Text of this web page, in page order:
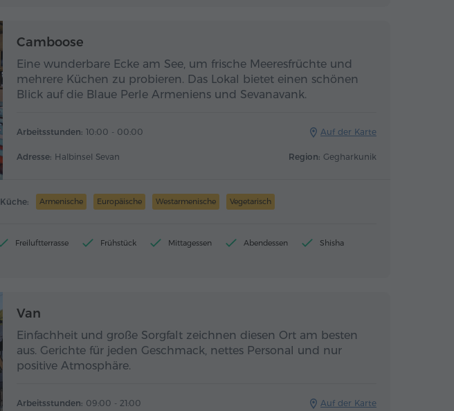
Camboose
Eine wunderbare Ecke am See, um frische Meeresfrüchte und
mehrere Küchen zu probieren. Das Lokal bietet einen schönen
Blick auf die Blaue Perle Armeniens und Sevanavank.
Arbeitsstunden: 10:00 - 00:00 Auf der Karte
Adresse: Halbinsel Sevan Region: Gegharkunik
Küche: Armenische Europäische Westarmenische Vegetarisch
Freiluftterrasse Frühstück Mittagessen Abendessen
Shisha
Van
Einfachheit und große Sorgfalt zeichnen diesen Ort am besten
aus. Gerichte für jeden Geschmack, nettes Personal und nur
positive Atmosphäre.
Arbeitsstunden: 09:00 - 21:00 Auf der Karte